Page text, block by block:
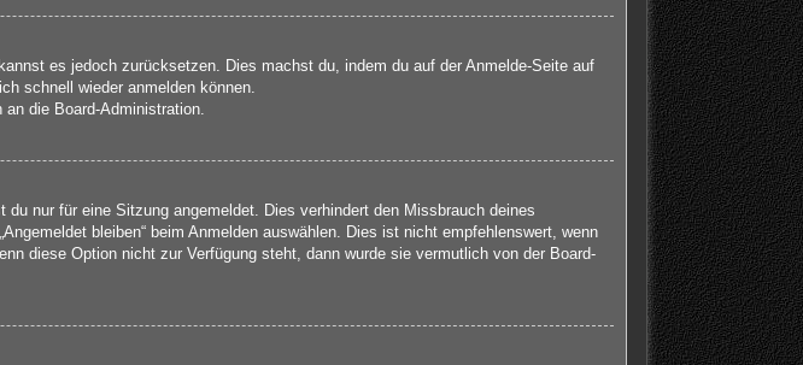
es jedoch zurücksetzen. Dies machst du, indem du auf der Anmelde-Seite auf
schnell wieder anmelden können.
die Board-Administration.
nur für eine Sitzung angemeldet. Dies verhindert den Missbrauch deines
bleiben“ beim Anmelden auswählen. Dies ist nicht empfehlenswert, wenn
diese Option nicht zur Verfügung steht, dann wurde sie vermutlich von der Board-